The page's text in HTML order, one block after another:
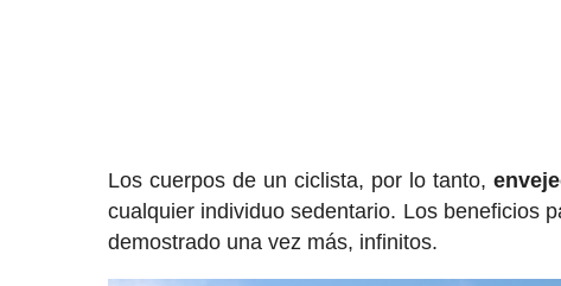
Los cuerpos de un ciclista, por lo tanto,
cualquier individuo sedentario. Los beneficios
demostrado una vez más, infinitos.